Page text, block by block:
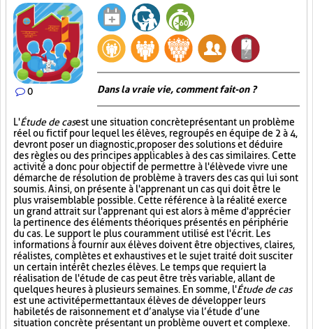
0 Dans la vraie vie, comment fait-on ?
L'Étude de casest une situation concrète présentant un problème
réel ou fictif pour lequel les élèves, regroupés en équipe de 2 à 4,
devront poser un diagnostic, proposer des solutions et déduire
des règles ou des principes applicables à des cas similaires. Cette
activité a donc pour objectif de permettre à l'élève de vivre une
démarche de résolution de problème à travers des cas qui lui sont
soumis. Ainsi, on présente à l'apprenant un cas qui doit être le
plus vraisemblable possible. Cette référence à la réalité exerce
un grand attrait sur l'apprenant qui est alors à même d'apprécier
la pertinence des éléments théoriques présentés en périphérie
du cas. Le support le plus couramment utilisé est l'écrit. Les
informations à fournir aux élèves doivent être objectives, claires,
réalistes, complètes et exhaustives et le sujet traité doit susciter
un certain intérêt chez les élèves. Le temps que requiert la
réalisation de l'étude de cas peut être très variable, allant de
quelques heures à plusieurs semaines. En somme, l'Étude de cas
est une activité permettant aux élèves de développer leurs
habiletés de raisonnement et d’analyse via l’étude d’une
situation concrète présentant un problème ouvert et complexe.